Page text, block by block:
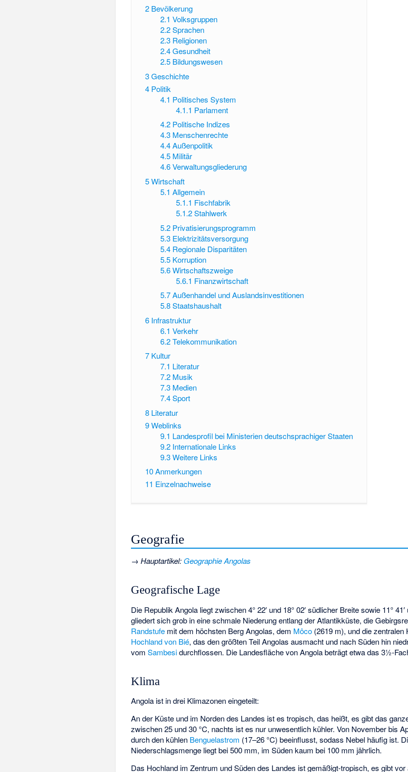
2 Bevölkerung
2.1 Volksgruppen
2.2 Sprachen
2.3 Religionen
2.4 Gesundheit
2.5 Bildungswesen
3Geschichte
4 Politik
4.1 Politisches System
4.1.1 Parlament
4.2 Politische Indizes
4.3 Menschenrechte
4.4 Außenpolitik
4.5 Militär
4.6 Verwaltungsgliederung
5Wirtschaft
5.1 Allgemein
5.1.1 Fischfabrik
5.1.2 Stahlwerk
5.2 Privatisierungsprogramm
5.3 Elektrizitätsversorgung
5.4 Regionale Disparitäten
5.5 Korruption
5.6 Wirtschaftszweige
5.6.1 Finanzwirtschaft
5.7 Außenhandel und Auslandsinvestitionen
5.8 Staatshaushalt
6 Infrastruktur
6.1 Verkehr
6.2 Telekommunikation
7 Kultur
7.1 Literatur
7.2 Musik
7.3 Medien
7.4 Sport
8 Literatur
9Weblinks
9.1 Landesprofil bei Ministerien deutschsprachiger Staaten
9.2 Internationale Links
9.3 Weitere Links
10Anmerkungen
11 Einzelnachweise
Geografie
→Hauptartikel: Geographie Angolas
Geografische Lage
Die Republik Angola liegt zwischen 4° 22′ und 18° 02′ südlicher Breite sowie 11°
gliedert sich grob in eine schmale Niederung entlang der Atlantikküste, die
Randstufe mit dem höchsten Berg Angolas, dem Môco (2619 m), und die zentralen
Hochland von Bié, das den größten Teil Angolas ausmacht und nach Süden hin
vomSambesidurchflossen. Die Landesfläche von Angola beträgt etwa das 3½-
Klima
Angola ist in drei Klimazonen eingeteilt:
An der Küste und im Norden des Landes ist es tropisch, das heißt, es gibt das
zwischen 25 und 30 °C, nachts ist es nur unwesentlich kühler. Von November bis
durch den kühlen Benguelastrom (17–26 °C) beeinflusst, sodass Nebel häufig ist.
Niederschlagsmenge liegt bei 500 mm, im Süden kaum bei 100 mm jährlich.
Das Hochland im Zentrum und Süden des Landes ist gemäßigt-tropisch, es gibt